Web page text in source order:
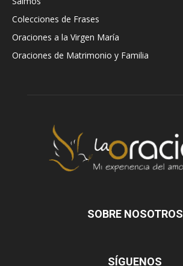
Colecciones de Frases
Oraciones a la Virgen María
Oraciones de Matrimonio y Familia
SOBRE NOSOTROS
SÍGUENOS